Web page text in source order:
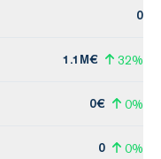
0
1.1M€ 32%
0€ 0%
0 0%